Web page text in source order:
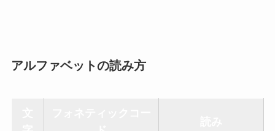
アルファベットの読み方